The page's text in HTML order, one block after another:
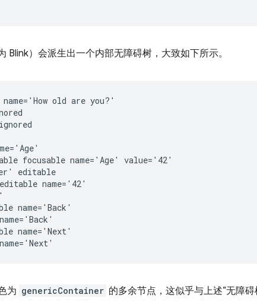
Blink）会派生出一个内部无障碍树，大致如下所示。
old are you?'
focusable name='Age' value='42'
editable
name='42'
name='Back'
name='Next'
为 genericContainer 的多余节点，这似乎与上述“无障